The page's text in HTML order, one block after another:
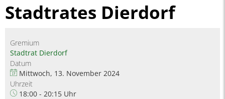
Stadtrates Dierdorf
Gremium
Stadtrat Dierdorf
Datum
Mittwoch, 13. November 2024
Uhrzeit
18:00 - 20:15 Uhr